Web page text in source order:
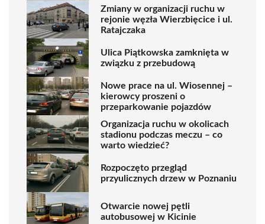
Zmiany w organizacji ruchu w
rejonie węzła Wierzbięcice i ul.
Ratajczaka
Ulica Piątkowska zamknięta w
związku z przebudową
Nowe prace na ul. Wiosennej –
kierowcy proszeni o
przeparkowanie pojazdów
Organizacja ruchu w okolicach
stadionu podczas meczu – co
warto wiedzieć?
Rozpoczęto przegląd
przyulicznych drzew w Poznaniu
Otwarcie nowej pętli
autobusowej w Kicinie